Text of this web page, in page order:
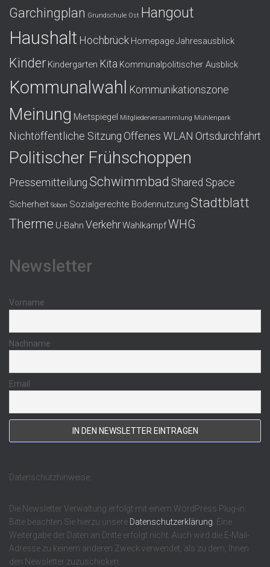
Garchingplan Grundschule Ost Hangout
Haushalt Hochbrück HomepageJahresausblick
Kinder Kindergarten Kita Kommunalpolitischer Ausblick
Kommunalwahl Kommunikationszone
Meinung Mietspiegel Mitgliederversammlung Mühlenpark
Nichtöffentliche Sitzung Offenes WLAN Ortsdurchfahrt
Politischer Frühschoppen
Pressemitteilung Schwimmbad Shared Space
Sicherheit Sobon Sozialgerechte Bodennutzung Stadtblatt
Therme U-Bahn VerkehrWahlkampfWHG
Newsletter
Vorname
Nachname
Email
Datenschutzhinweise:
Die Newsletter Verwaltung erfolgt mit einem WordPress Plug-in.
Bitte beachten Sie hierzu unsere Datenschutzerklärung . Eine
Weitergabe der Daten an Dritte erfolgt nicht. Auch wird die E-Mail-
Adresse zu keinem anderen Zweck verwendet, als zu dem, Ihnen
den Newsletter zuzuschicken.